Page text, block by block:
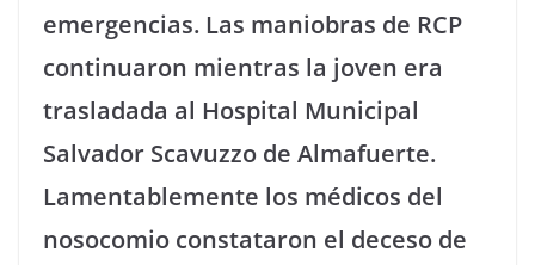
emergencias. Las maniobras de RCP
continuaron mientras la joven era
trasladada al Hospital Municipal
Salvador Scavuzzo de Almafuerte.
Lamentablemente los médicos del
nosocomio constataron el deceso de